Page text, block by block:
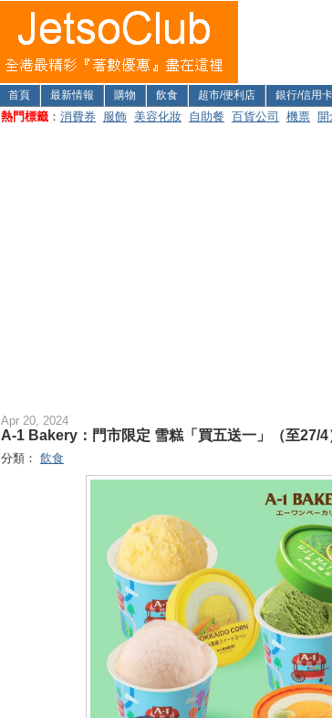
首頁 最新情報 購物 飲食 超市/便利店 銀行/信用卡
熱門標籤 ： 消費券 服飾 美容化妝 自助餐 百貨公司 機票 開
Apr 20, 2024
A-1 Bakery：門市限定 雪糕「買五送一」（至27/4
分類： 飲食